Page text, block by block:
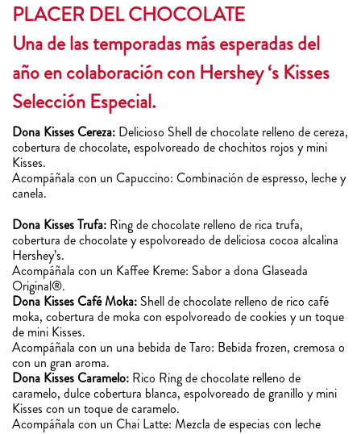
PLACER DEL CHOCOLATE
Una de las temporadas más esperadas del
año en colaboración con Hershey ‘s Kisses
Selección Especial.
Dona Kisses Cereza: Delicioso Shell de chocolate relleno de cereza,
cobertura de chocolate, espolvoreado de chochitos rojos y mini
Kisses.
Acompáñala con un Capuccino: Combinación de espresso, leche y
canela.
Dona Kisses Trufa: Ring de chocolate relleno de rica trufa,
cobertura de chocolate y espolvoreado de deliciosa cocoa alcalina
Hershey’s.
Acompáñala con un Kaffee Kreme: Sabor a dona Glaseada
Original®.
Dona Kisses Café Moka: Shell de chocolate relleno de rico café
moka, cobertura de moka con espolvoreado de cookies y un toque
de mini Kisses.
Acompáñala con un una bebida de Taro: Bebida frozen, cremosa o
con un gran aroma.
Dona Kisses Caramelo: Rico Ring de chocolate relleno de
caramelo, dulce cobertura blanca, espolvoreado de granillo y mini
Kisses con un toque de caramelo.
Acompáñala con un Chai Latte: Mezcla de especias con leche